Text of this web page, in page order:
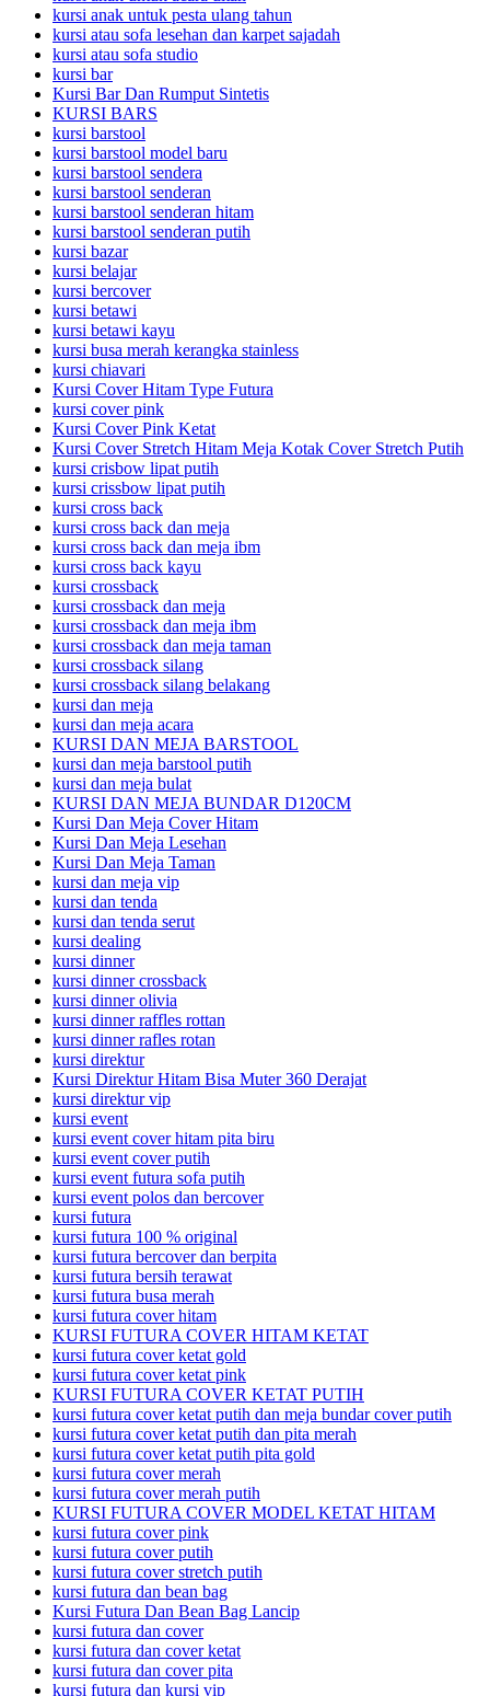
kursi anak untuk pesta ulang tahun
kursi atau sofa lesehan dan karpet sajadah
kursi atau sofa studio
kursi bar
Kursi Bar Dan Rumput Sintetis
KURSI BARS
kursi barstool
kursi barstool model baru
kursi barstool sendera
kursi barstool senderan
kursi barstool senderan hitam
kursi barstool senderan putih
kursi bazar
kursi belajar
kursi bercover
kursi betawi
kursi betawi kayu
kursi busa merah kerangka stainless
kursi chiavari
Kursi Cover Hitam Type Futura
kursi cover pink
Kursi Cover Pink Ketat
Kursi Cover Stretch Hitam Meja Kotak Cover Stretch Putih
kursi crisbow lipat putih
kursi crissbow lipat putih
kursi cross back
kursi cross back dan meja
kursi cross back dan meja ibm
kursi cross back kayu
kursi crossback
kursi crossback dan meja
kursi crossback dan meja ibm
kursi crossback dan meja taman
kursi crossback silang
kursi crossback silang belakang
kursi dan meja
kursi dan meja acara
KURSI DAN MEJA BARSTOOL
kursi dan meja barstool putih
kursi dan meja bulat
KURSI DAN MEJA BUNDAR D120CM
Kursi Dan Meja Cover Hitam
Kursi Dan Meja Lesehan
Kursi Dan Meja Taman
kursi dan meja vip
kursi dan tenda
kursi dan tenda serut
kursi dealing
kursi dinner
kursi dinner crossback
kursi dinner olivia
kursi dinner raffles rottan
kursi dinner rafles rotan
kursi direktur
Kursi Direktur Hitam Bisa Muter 360 Derajat
kursi direktur vip
kursi event
kursi event cover hitam pita biru
kursi event cover putih
kursi event futura sofa putih
kursi event polos dan bercover
kursi futura
kursi futura 100 % original
kursi futura bercover dan berpita
kursi futura bersih terawat
kursi futura busa merah
kursi futura cover hitam
KURSI FUTURA COVER HITAM KETAT
kursi futura cover ketat gold
kursi futura cover ketat pink
KURSI FUTURA COVER KETAT PUTIH
kursi futura cover ketat putih dan meja bundar cover putih
kursi futura cover ketat putih dan pita merah
kursi futura cover ketat putih pita gold
kursi futura cover merah
kursi futura cover merah putih
KURSI FUTURA COVER MODEL KETAT HITAM
kursi futura cover pink
kursi futura cover putih
kursi futura cover stretch putih
kursi futura dan bean bag
Kursi Futura Dan Bean Bag Lancip
kursi futura dan cover
kursi futura dan cover ketat
kursi futura dan cover pita
kursi futura dan kursi vip